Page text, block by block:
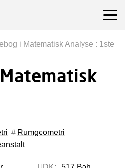
i Matematisk Analyse : 1ste
Rumgeometri